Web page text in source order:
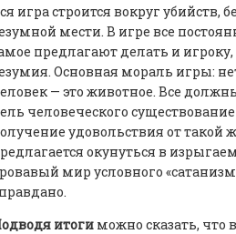
игра строится вокруг убийств,
мести. В игре все
предлагают делать и игроку,
Основная мораль игры:
— это животное. Все
человеческого
удовольствия от такой
окунуться в
мир условного
итогиможно сказать, что